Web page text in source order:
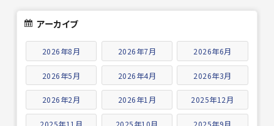
アーカイブ
2026年8月 2026年7月 2026年6月
2026年5月 2026年4月 2026年3月
2026年2月 2026年1月 2025年12月
2025年11月 2025年10月 2025年9月